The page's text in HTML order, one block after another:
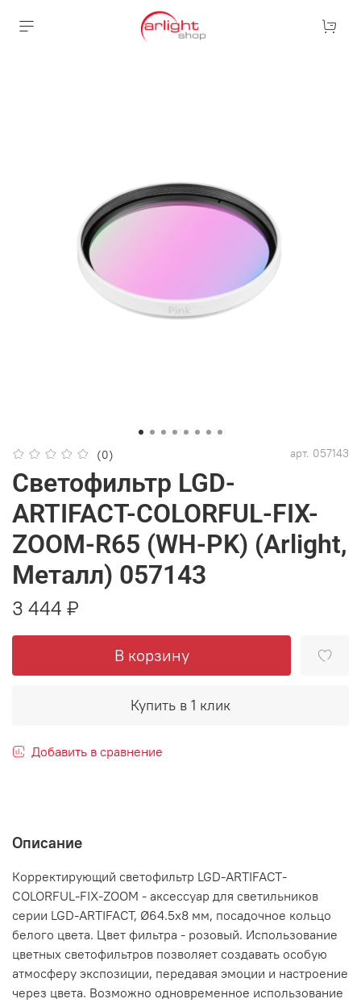
(0) арт. 057143
Светофильтр LGD-
ARTIFACT-COLORFUL-FIX-
ZOOM-R65 (WH-PK) (Arlight,
Металл) 057143
3 444 ₽
В корзину
Купить в 1 клик
Добавить в сравнение
Описание
Корректирующий светофильтр LGD-ARTIFACT-
COLORFUL-FIX-ZOOM - аксессуар для светильников
серии LGD-ARTIFACT, Ø64.5x8 мм, посадочное кольцо
белого цвета. Цвет фильтра - розовый. Использование
цветных светофильтров позволяет создавать особую
атмосферу экспозиции, передавая эмоции и настроение
через цвета. Возможно одновременное использование